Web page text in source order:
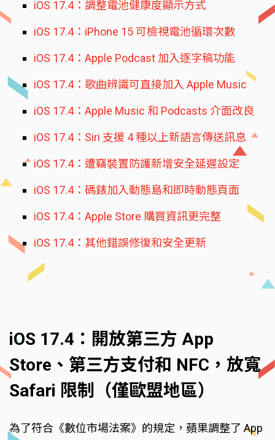
iOS 17.4：調整電池健康度顯示方式
iOS 17.4：iPhone 15 可檢視電池循環次數
iOS 17.4：Apple Podcast 加入逐字稿功能
iOS 17.4：歌曲辨識可直接加入 Apple Music
iOS 17.4：Apple Music 和 Podcasts 介面改良
iOS 17.4：Siri 支援 4 種以上新語言傳送訊息
iOS 17.4：遭竊裝置防護新增安全延遲設定
iOS 17.4：碼錶加入動態島和即時動態頁面
iOS 17.4：Apple Store 購買資訊更完整
iOS 17.4：其他錯誤修復和安全更新
iOS 17.4：開放第三方 App
Store、第三方支付和 NFC，放寬
Safari 限制（僅歐盟地區）
為了符合《數位市場法案》的規定，蘋果調整了 App